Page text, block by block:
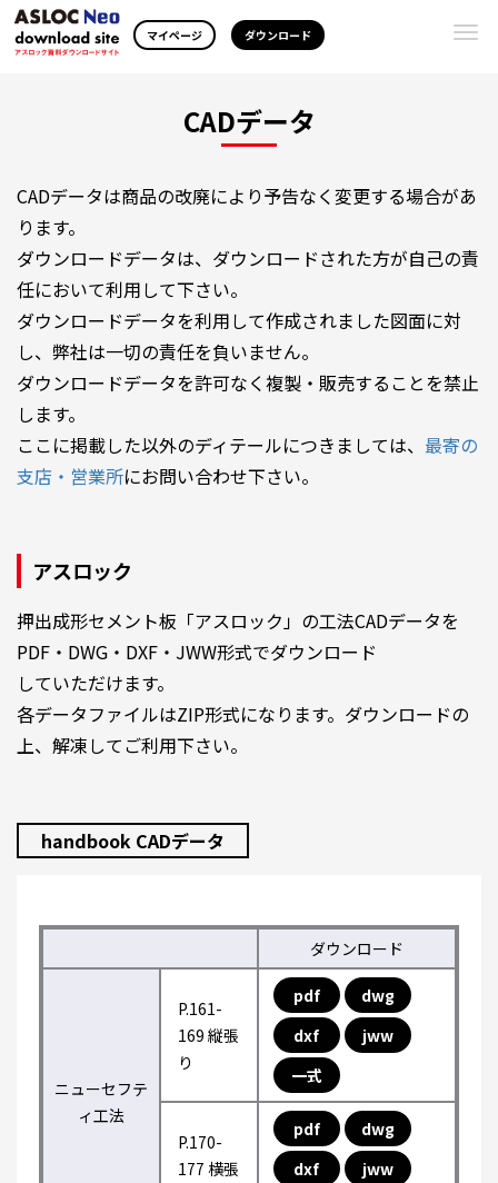
マイページ ダウンロード
CADデータ
CADデータは商品の改廃により予告なく変更する場合があ
ります。
ダウンロードデータは、ダウンロードされた方が自己の責
任において利用して下さい。
ダウンロードデータを利用して作成されました図面に対
し、弊社は一切の責任を負いません。
ダウンロードデータを許可なく複製・販売することを禁止
します。
ここに掲載した以外のディテールにつきましては、 最寄の
支店・営業所にお問い合わせ下さい。
アスロック
押出成形セメント板「アスロック」の工法CADデータを
PDF・DWG・DXF・JWW形式でダウンロード
していただけます。
各データファイルはZIP形式になります。ダウンロードの
上、解凍してご利用下さい。
handbook CADデータ
ダウンロード
ニューセフテ
ィ工法
P.161-
169 縦張
り
pdf
dwg
dxf
jww
一式
P.170-
177 横張
pdf
dwg
dxf
jww